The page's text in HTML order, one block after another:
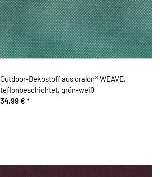
Outdoor-Dekostoff aus dralon® WEAVE,
teflonbeschichtet, grün-weiß
34,99 € *